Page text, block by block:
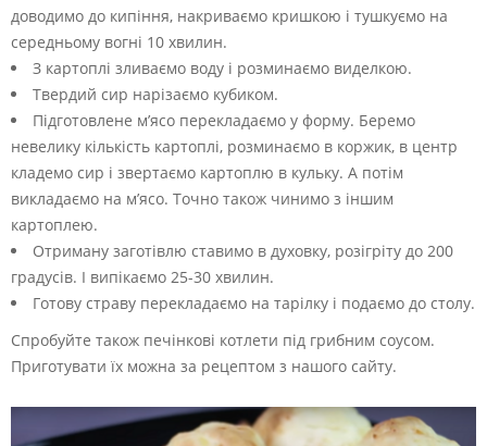
доводимо до кипіння, накриваємо кришкою і тушкуємо на
середньому вогні 10 хвилин.
З картоплі зливаємо воду і розминаємо виделкою.
Твердий сир нарізаємо кубиком.
Підготовлене м’ясо перекладаємо у форму. Беремо
невелику кількість картоплі, розминаємо в коржик, в центр
кладемо сир і звертаємо картоплю в кульку. А потім
викладаємо на м’ясо. Точно також чинимо з іншим
картоплею.
Отриману заготівлю ставимо в духовку, розігріту до 200
градусів. І випікаємо 25-30 хвилин.
Готову страву перекладаємо на тарілку і подаємо до столу.
Спробуйте також печінкові котлети під грибним соусом.
Приготувати їх можна за рецептом з нашого сайту.